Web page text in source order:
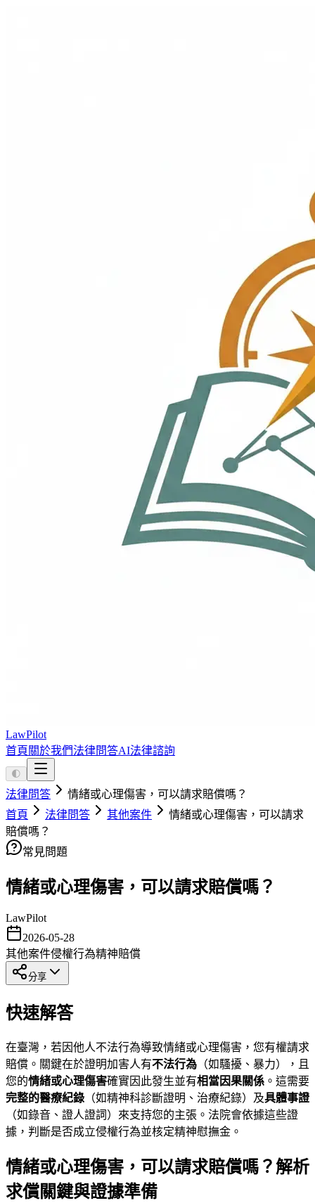
LawPilot
首頁 關於我們法律問答AI法律諮詢
🌓
法律問答
情緒或心理傷害，可以請求賠償嗎？
首頁
法律問答 其他案件
情緒或心理傷害，可以請求
賠償嗎？
常見問題
情緒或心理傷害，可以請求賠償嗎？
LawPilot
2026-05-28
其他案件侵權行為精神賠償
分享
快速解答
在臺灣，若因他人不法行為導致情緒或心理傷害，您有權請求
賠償。關鍵在於證明加害人有不法行為 （如騷擾、暴力），且
您的情緒或心理傷害確實因此發生並有相當因果關係 。這需要
完整的醫療紀錄 （如精神科診斷證明、治療紀錄）及具體事證
（如錄音、證人證詞）來支持您的主張。法院會依據這些證
據，判斷是否成立侵權行為並核定精神慰撫金。
情緒或心理傷害，可以請求賠償嗎？解析
求償關鍵與證據準備